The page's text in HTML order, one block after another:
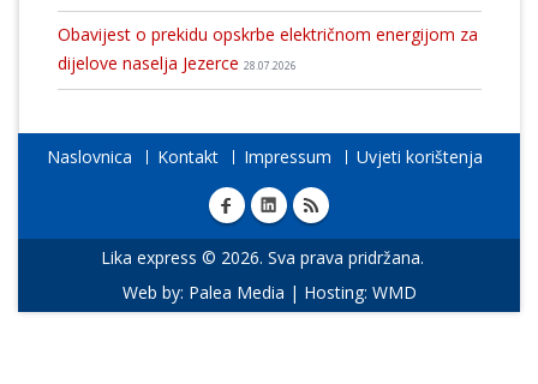
Obavijest o prekidu opskrbe električnom energijom za
dijelove naselja Jezerce 28.07.2026
Naslovnica Kontakt Impressum Uvjeti korištenja
Lika express © 2026. Sva prava pridržana.
Web by: Palea Media | Hosting: WMD